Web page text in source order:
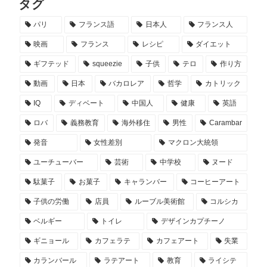
タグ
パリ フランス語 日本人 フランス人
映画 フランス レシピ ダイエット
ギフテッド squeezie 子供 テロ 作り方
動画 日本 バカロレア 哲学 カトリック
IQ ディベート 中国人 健康 英語
ロバ 義務教育 海外移住 男性 Carambar
発音 女性差別 マクロン大統領
ユーチューバー 芸術 中学校 ヌード
駄菓子 お菓子 キャランバー コーヒーアート
子供の労働 店員 ルーブル美術館 コルシカ
ベルギー トイレ デザインカプチーノ
ギニョール カフェラテ カフェアート 失業
カランバール ラテアート 教育 ライシテ